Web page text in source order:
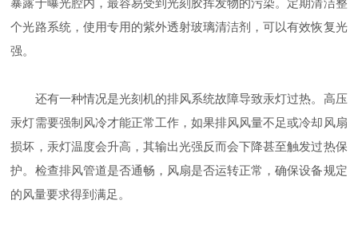
个光路系统，使用专用的紫外透射玻璃清洁剂，可以有效恢复光
强。
还有一种情况是光刻机的排风系统故障导致汞灯过热。高压
汞灯需要强制风冷才能正常工作，如果排风风量不足或冷却风扇
损坏，汞灯温度会升高，其输出光强反而会下降甚至触发过热保
护。检查排风管道是否通畅，风扇是否运转正常，确保设备规定
的风量要求得到满足。